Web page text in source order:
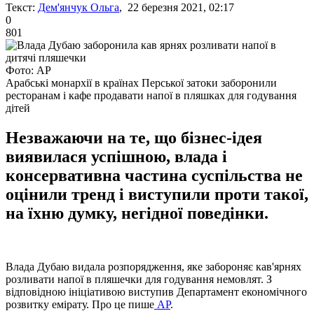
Текст: Дем'янчук Ольга, 22 березня 2021, 02:17
0
801
Фото: АР
Арабські монархії в країнах Перської затоки заборонили
ресторанам і кафе продавати напої в пляшках для годування
дітей
Незважаючи на те, що бізнес-ідея
виявилася успішною, влада і
консервативна частина суспільства не
оцінили тренд і виступили проти такої,
на їхню думку, негідної поведінки.
Влада Дубаю видала розпорядження, яке забороняє кав'ярнях
розливати напої в пляшечки для годування немовлят. З
відповідною ініціативою виступив Департамент економічного
розвитку емірату. Про це пише AP.